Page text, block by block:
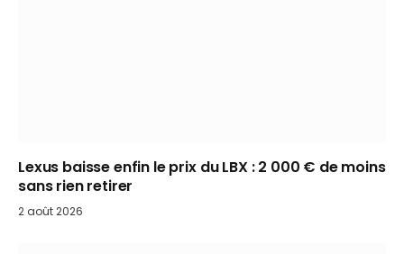
Lexus baisse enfin le prix du LBX : 2 000 € de moins
sans rien retirer
2 août 2026